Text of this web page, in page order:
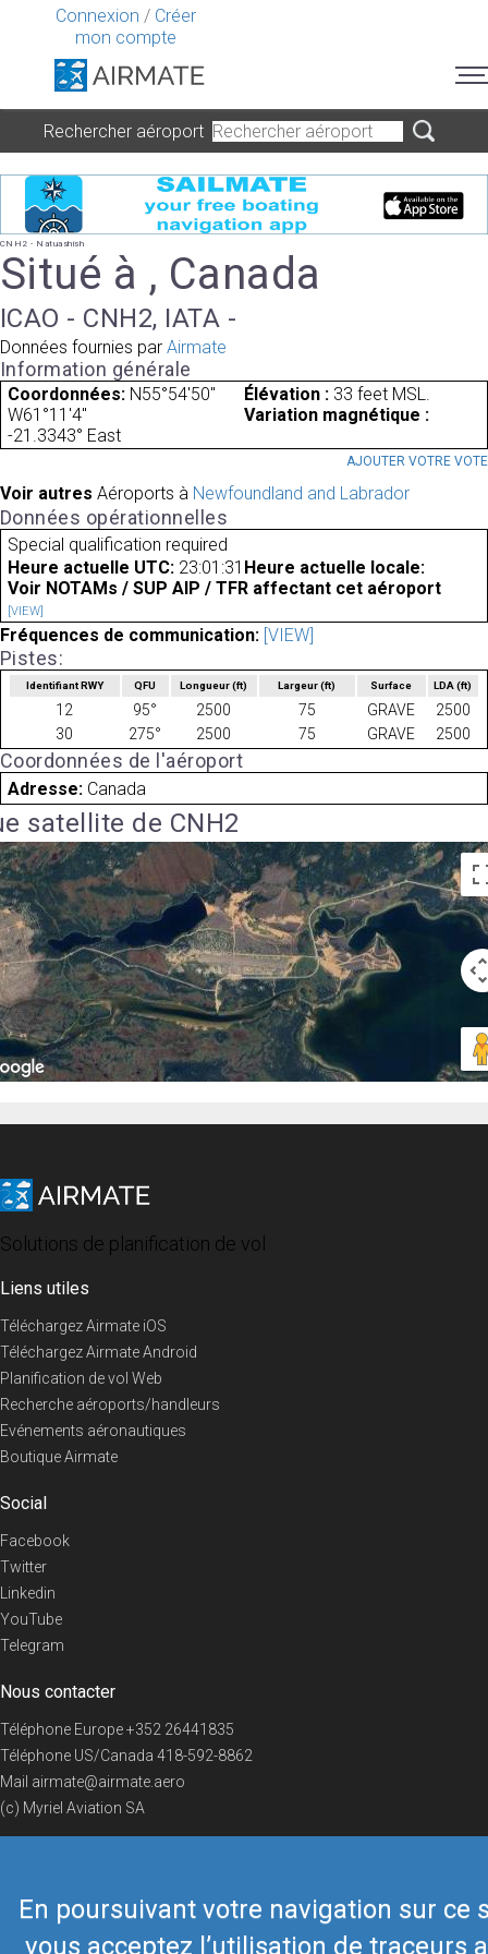
Connexion / Créer
mon compte
En poursuivant votre navigation sur ce
vous acceptez l’utilisation de traceurs
Rechercher aéroport
CNH2 - Natuashish
Situé à , Canada
ICAO - CNH2, IATA -
Données fournies par Airmate
Information générale
Coordonnées: N55°54'50"
W61°11'4"
Élévation : 33 feet MSL.
Variation magnétique :
-21.3343° East
AJOUTER VOTRE VOTE
Voir autres Aéroports à Newfoundland and Labrador
Données opérationnelles
Special qualification required
Heure actuelle UTC: 23:01:31 Heure actuelle locale:
Voir NOTAMs / SUP AIP / TFR affectant cet aéroport
[VIEW]
Fréquences de communication: [VIEW]
Pistes:
Identifiant RWY QFU Longueur(ft) Largeur(ft) Surface LDA(ft)
12 95° 2500 75 GRAVE
2500
30
275° 2500 75 GRAVE 2500
Coordonnées de l'aéroport
Adresse: Canada
satellite de CNH2
Solutions de planification de vol
Liens utiles
Téléchargez Airmate iOS
Téléchargez Airmate Android
Planification de vol Web
Recherche aéroports/handleurs
Evénements aéronautiques
Boutique Airmate
Social
Facebook
Twitter
Linkedin
YouTube
Telegram
Nous contacter
Téléphone Europe+352 26441835
Téléphone US/Canada 418-592-8862
Mail airmate@airmate.aero
(c) Myriel Aviation SA
© 2019 Airmate - Conditions d'utilisation -Vie privée Back to top